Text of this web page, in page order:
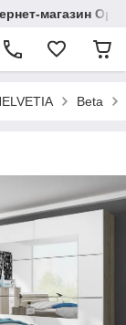
магазин
Beta